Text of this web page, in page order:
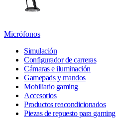
Micrófonos
Simulación
Configurador de carreras
Cámaras e iluminación
Gamepads y mandos
Mobiliario gaming
Accesorios
Productos reacondicionados
Piezas de repuesto para gaming